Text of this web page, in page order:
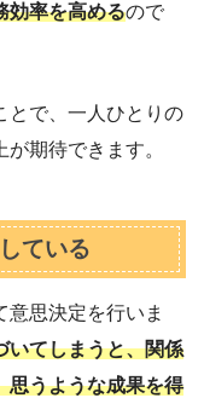
効率を高めるので
とで、一人ひとりの
期待できます。
ている
思決定を行いま
いてしまうと、関係
思うような成果を得